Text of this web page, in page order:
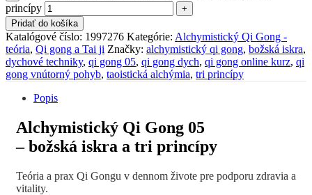
princípy
Pridať do košíka
Katalógové číslo: 1997276 Kategórie: Alchymistický Qi Gong -
teória, Qi gong a Tai ji Značky: alchymistický qi gong, božská iskra,
dychové techniky, qi gong 05, qi gong dych, qi gong online kurz, qi
gong vnútorný pohyb, taoistická alchýmia, tri princípy
Popis
Alchymistický Qi Gong 05
– božská iskra a tri princípy
Teória a prax Qi Gongu v dennom živote pre podporu zdravia a
vitality.